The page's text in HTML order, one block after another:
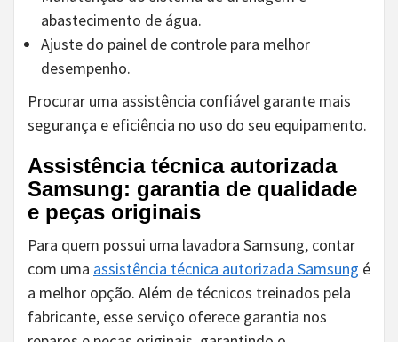
abastecimento de água.
Ajuste do painel de controle para melhor
desempenho.
Procurar uma assistência confiável garante mais
segurança e eficiência no uso do seu equipamento.
Assistência técnica autorizada
Samsung: garantia de qualidade
e peças originais
Para quem possui uma lavadora Samsung, contar
com uma assistência técnica autorizada Samsung é
a melhor opção. Além de técnicos treinados pela
fabricante, esse serviço oferece garantia nos